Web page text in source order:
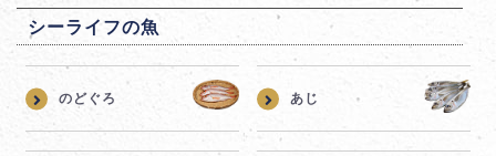
シーライフの魚
のどぐろ あじ